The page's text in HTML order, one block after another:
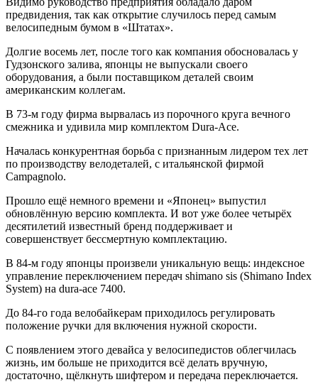
предвидения, так как открытие случилось перед самым
велосипедным бумом в «Штатах».
Долгие восемь лет, после того как компания обосновалась у
Гудзонского залива, японцы не выпускали своего
оборудования, а были поставщиком деталей своим
американским коллегам.
В 73-м году фирма вырвалась из порочного круга вечного
смежника и удивила мир комплектом Dura-Ace.
Началась конкурентная борьба с признанным лидером тех лет
по производству велодеталей, с итальянской фирмой
Campagnolo.
Прошло ещё немного времени и «Японец» выпустил
обновлённую версию комплекта. И вот уже более четырёх
десятилетий известный бренд поддерживает и
совершенствует бессмертную комплектацию.
В 84-м году японцы произвели уникальную вещь: индексное
управление переключением передач shimano sis (Shimano Index
System) на durа-аce 7400.
До 84-го года велобайкерам приходилось регулировать
положение ручки для включения нужной скорости.
С появлением этого девайса у велосипедистов облегчилась
жизнь, им больше не приходится всё делать вручную,
достаточно, щёлкнуть шифтером и передача переключается.